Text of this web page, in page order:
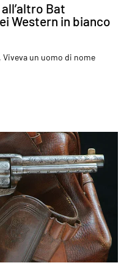
Bat
Western in bianco
Viveva un uomo di nome